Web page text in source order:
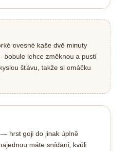
ovesné kaše dvě minuty
lehce změknou a pustí
šťávu, takže si omáčku
hrst goji do jinak úplně
máte snídani, kvůli